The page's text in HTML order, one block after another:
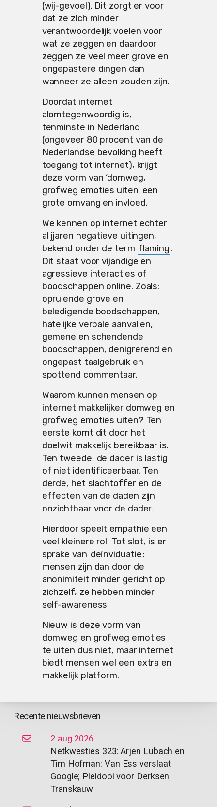
(wij-gevoel). Dit zorgt er voor
dat ze zich minder
verantwoordelijk voelen voor
wat ze zeggen en daardoor
zeggen ze veel meer grove en
ongepastere dingen dan
wanneer ze alleen zouden zijn.
Doordat internet
alomtegenwoordig is,
tenminste in Nederland
(ongeveer 80 procent van de
Nederlandse bevolking heeft
toegang tot internet), krijgt
deze vorm van ‘domweg,
grofweg emoties uiten’ een
grote omvang en invloed.
We kennen op internet echter
al jjaren negatieve uitingen,
bekend onder de term flaming.
Dit staat voor vijandige en
agressieve interacties of
boodschappen online. Zoals:
opruiende grove en
beledigende boodschappen,
hatelijke verbale aanvallen,
gemene en schendende
boodschappen, denigrerend en
ongepast taalgebruik en
spottend commentaar.
Waarom kunnen mensen op
internet makkelijker domweg en
grofweg emoties uiten? Ten
eerste komt dit door het
doelwit makkelijk bereikbaar is.
Ten tweede, de dader is lastig
of niet identificeerbaar. Ten
derde, het slachtoffer en de
effecten van de daden zijn
onzichtbaar voor de dader.
Hierdoor speelt empathie een
veel kleinere rol. Tot slot, is er
sprake van deïnviduatie:
mensen zijn dan door de
anonimiteit minder gericht op
zichzelf, ze hebben minder
self-awareness.
Nieuw is deze vorm van
domweg en grofweg emoties
te uiten dus niet, maar internet
biedt mensen wel een extra en
makkelijk platform.
Recente nieuwsbrieven
2 aug 2026
Netkwesties 323: Arjen Lubach en
Tim Hofman: Van Ess verslaat
Google; Pleidooi voor Derksen;
Transkauw